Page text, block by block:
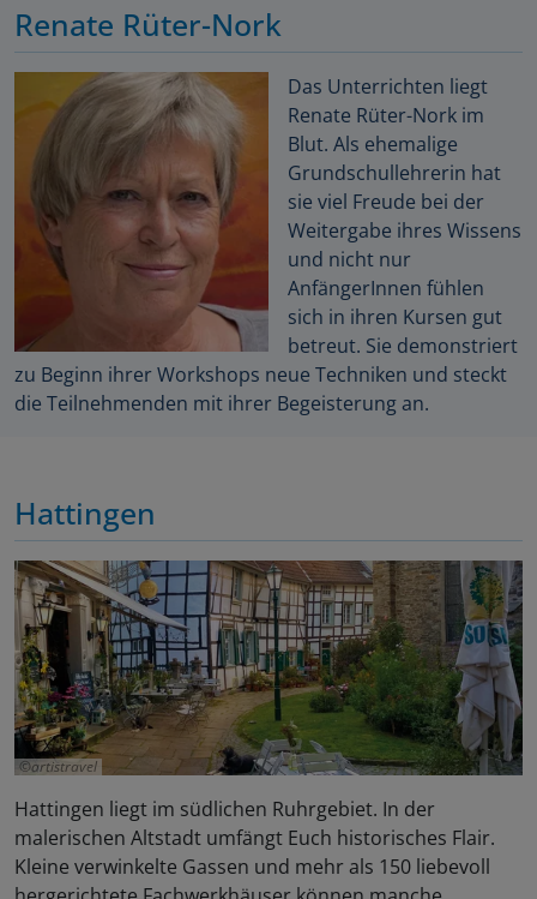
Renate Rüter-Nork
Das Unterrichten liegt
Renate Rüter-Nork im
Blut. Als ehemalige
Grundschullehrerin hat
sie viel Freude bei der
Weitergabe ihres Wissens
und nicht nur
AnfängerInnen fühlen
sich in ihren Kursen gut
betreut. Sie demonstriert
zu Beginn ihrer Workshops neue Techniken und steckt
die Teilnehmenden mit ihrer Begeisterung an.
Hattingen
artistravel
Hattingen liegt im südlichen Ruhrgebiet. In der
malerischen Altstadt umfängt Euch historisches Flair.
Kleine verwinkelte Gassen und mehr als 150 liebevoll